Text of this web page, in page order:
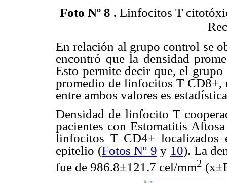
Foto Nº 8 . Linfocitos T
En relación al grupo control se
encontró que la densidad
Esto permite decir que, el
promedio de linfocitos T
entre ambos valores es
Densidad de linfocito T
pacientes con Estomatitis
linfocitos T CD4+ localizados
epitelio (Fotos Nº 9 y 10). La
fue de 986.8±121.7 cel/mm2 (x±